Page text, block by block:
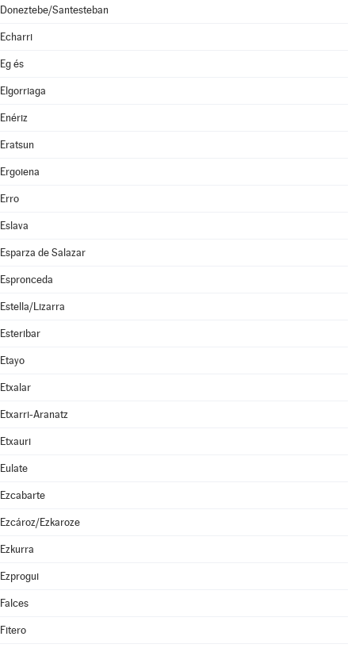
Doneztebe/Santesteban
Echarri
Eg és
Elgorriaga
Enériz
Eratsun
Ergoiena
Erro
Eslava
Esparza de Salazar
Espronceda
Estella/Lizarra
Esteribar
Etayo
Etxalar
Etxarri-Aranatz
Etxauri
Eulate
Ezcabarte
Ezcároz/Ezkaroze
Ezkurra
Ezprogui
Falces
Fitero